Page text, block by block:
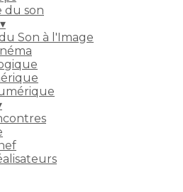
du son
▾
Son à l'Image